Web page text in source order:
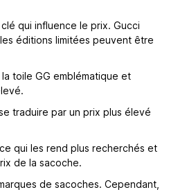
qui influence le prix. Gucci
éditions limitées peuvent être
toile GG emblématique et
traduire par un prix plus élevé
qui les rend plus recherchés et
de la sacoche.
de sacoches. Cependant,